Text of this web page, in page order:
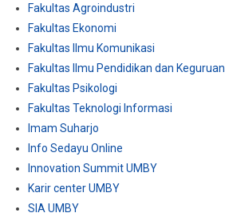
Fakultas Agroindustri
Fakultas Ekonomi
Fakultas Ilmu Komunikasi
Fakultas Ilmu Pendidikan dan Keguruan
Fakultas Psikologi
Fakultas Teknologi Informasi
Imam Suharjo
Info Sedayu Online
Innovation Summit UMBY
Karir center UMBY
SIA UMBY